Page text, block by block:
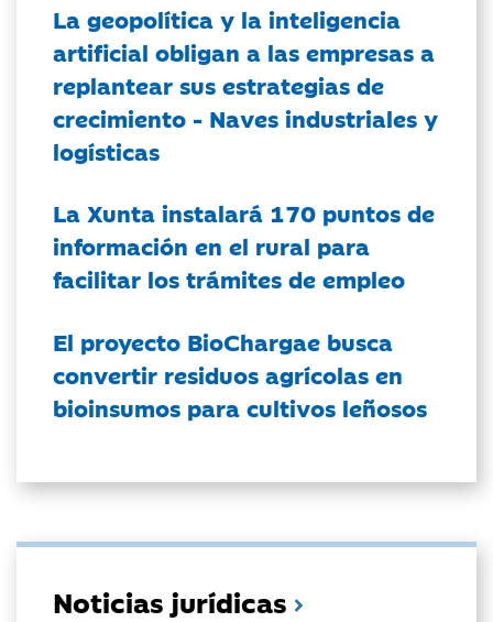
La geopolítica y la inteligencia
artificial obligan a las empresas a
replantear sus estrategias de
crecimiento - Naves industriales y
logísticas
La Xunta instalará 170 puntos de
información en el rural para
facilitar los trámites de empleo
El proyecto BioChargae busca
convertir residuos agrícolas en
bioinsumos para cultivos leñosos
Noticias jurídicas